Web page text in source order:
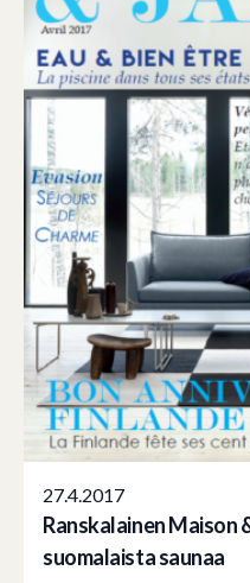
27.4.2017
Ranskalainen Maison
suomalaista saunaa